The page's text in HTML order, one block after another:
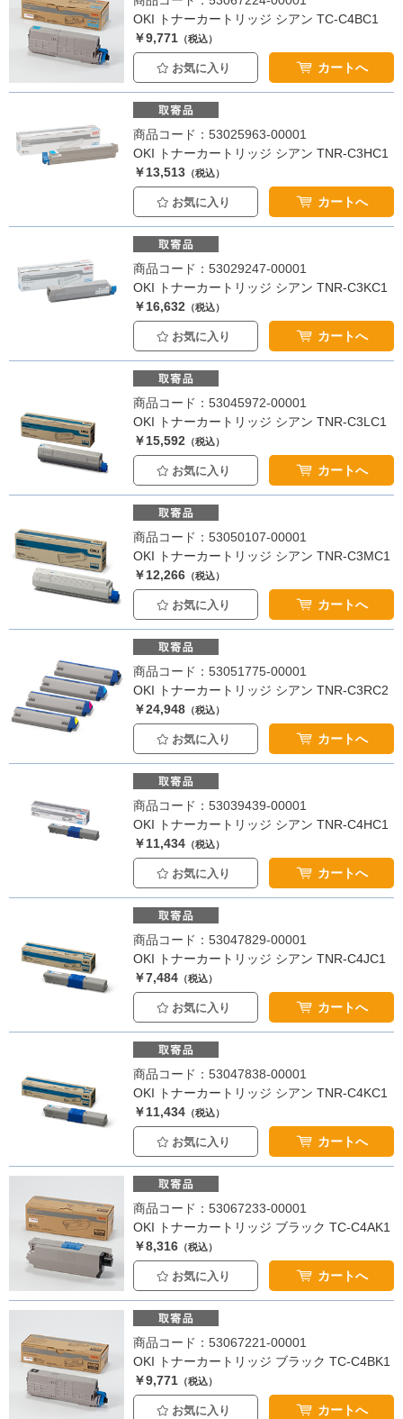
OKI トナーカートリッジ シアン TC-C4BC1
￥9,771 （税込）
お気に入り カートへ
商品コード：53025963-00001
OKI トナーカートリッジ シアン TNR-C3HC1
￥13,513 （税込）
お気に入り カートへ
商品コード：53029247-00001
OKI トナーカートリッジ シアン TNR-C3KC1
￥16,632 （税込）
お気に入り カートへ
商品コード：53045972-00001
OKI トナーカートリッジ シアン TNR-C3LC1
￥15,592 （税込）
お気に入り カートへ
商品コード：53050107-00001
OKI トナーカートリッジ シアン TNR-C3MC1
￥12,266 （税込）
お気に入り カートへ
商品コード：53051775-00001
OKI トナーカートリッジ シアン TNR-C3RC2
￥24,948 （税込）
お気に入り カートへ
商品コード：53039439-00001
OKI トナーカートリッジ シアン TNR-C4HC1
￥11,434 （税込）
お気に入り カートへ
商品コード：53047829-00001
OKI トナーカートリッジ シアン TNR-C4JC1
￥7,484 （税込）
お気に入り カートへ
商品コード：53047838-00001
OKI トナーカートリッジ シアン TNR-C4KC1
￥11,434 （税込）
お気に入り カートへ
商品コード：53067233-00001
OKI トナーカートリッジ ブラック TC-C4AK1
￥8,316 （税込）
お気に入り カートへ
商品コード：53067221-00001
OKI トナーカートリッジ ブラック TC-C4BK1
￥9,771 （税込）
お気に入り カートへ